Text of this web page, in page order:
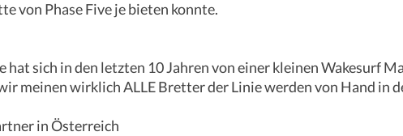
von Phase Five je bieten konnte.
hat sich in den letzten 10 Jahren von einer kleinen Wakesurf
meinen wirklich ALLE Bretter der Linie werden von Hand in
in Österreich